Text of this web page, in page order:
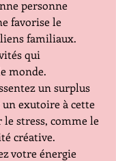
personne
favorise le
familiaux.
qui
monde.
un surplus
exutoire à cette
stress, comme le
créative.
votre énergie